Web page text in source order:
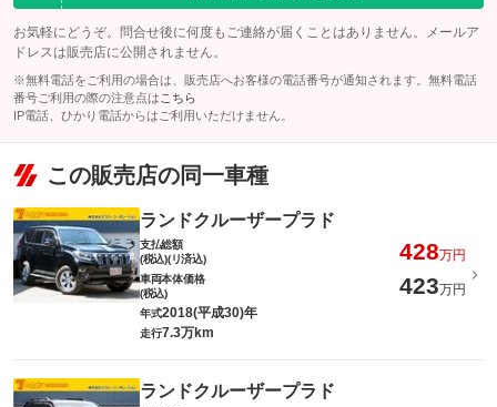
お気軽にどうぞ。問合せ後に何度もご連絡が届くことはありません。メールア
ドレスは販売店に公開されません。
※無料電話をご利用の場合は、販売店へお客様の電話番号が通知されます。無料電話
番号ご利用の際の注意点は こちら
IP電話、ひかり電話からはご利用いただけません。
この販売店の同一車種
ランドクルーザープラド
支払総額
(税込)(リ済込)
428万円
車両本体価格
(税込)
423万円
年式2018(平成30)年
走行7.3万km
ランドクルーザープラド